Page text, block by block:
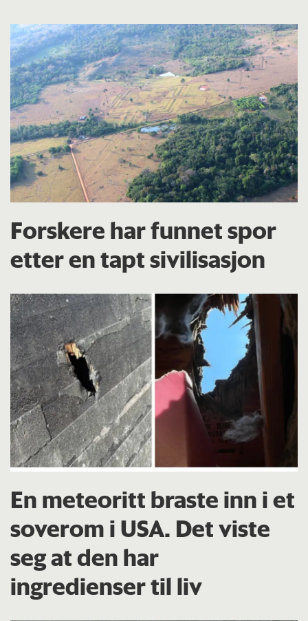
Forskere har funnet spor
etter en tapt sivilisasjon
En meteoritt braste inn i et
soverom i USA. Det viste
seg at den har
ingredienser til liv